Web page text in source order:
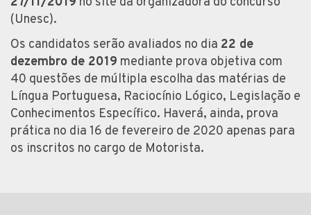
(Unesc).
Os candidatos serão avaliados no dia 22 de
dezembro de 2019 mediante prova objetiva com
40 questões de múltipla escolha das matérias de
Língua Portuguesa, Raciocínio Lógico, Legislação e
Conhecimentos Específico. Haverá, ainda, prova
prática no dia 16 de fevereiro de 2020 apenas para
os inscritos no cargo de Motorista.